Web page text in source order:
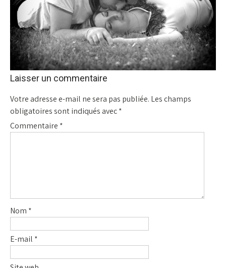
Laisser un commentaire
Votre adresse e-mail ne sera pas publiée. Les champs
obligatoires sont indiqués avec*
Commentaire *
Nom *
E-mail *